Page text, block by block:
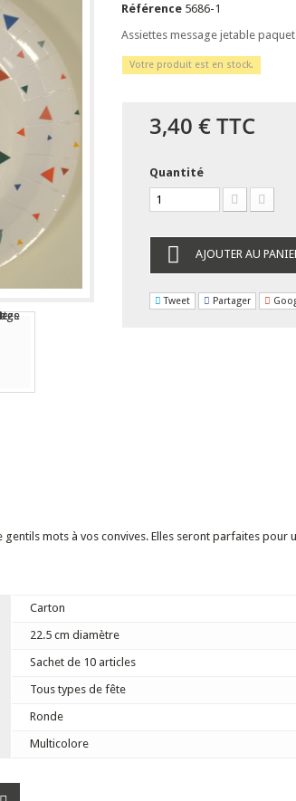
Référence 5686-1
Assiettes message jetable
Votre produit est en stock.
3,40 €TTC
Quantité
AJOUTER AU
Tweet Partager
mots à vos convives. Elles seront parfaites
Carton
22.5 cm diamètre
Sachet de 10 articles
Tous types de fête
Ronde
Multicolore